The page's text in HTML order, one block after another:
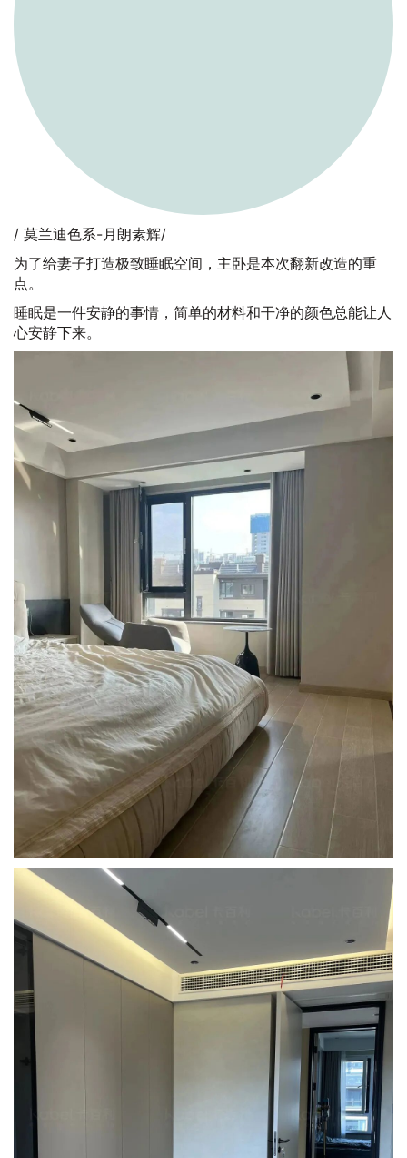
/ 莫兰迪色系-月朗素辉/
为了给妻子打造极致睡眠空间，主卧是本次翻新改造的重
点。
睡眠是一件安静的事情，简单的材料和干净的颜色总能让人
心安静下来。